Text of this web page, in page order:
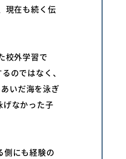
現在も続く伝
校外学習で
のではなく、
いだ海を泳ぎ
げなかった子
側にも経験の